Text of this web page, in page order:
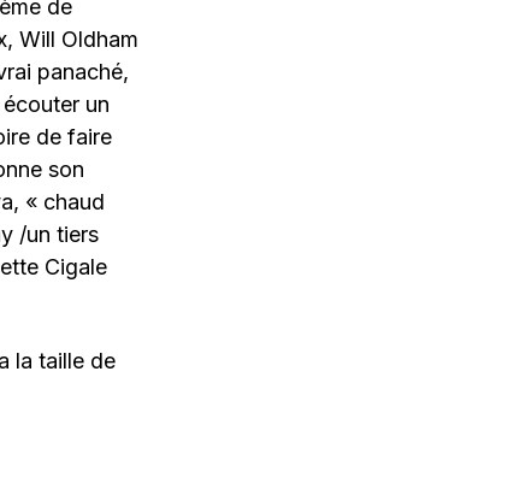
de
Will Oldham
panaché,
un
de faire
son
« chaud
/un tiers
Cigale
la taille de